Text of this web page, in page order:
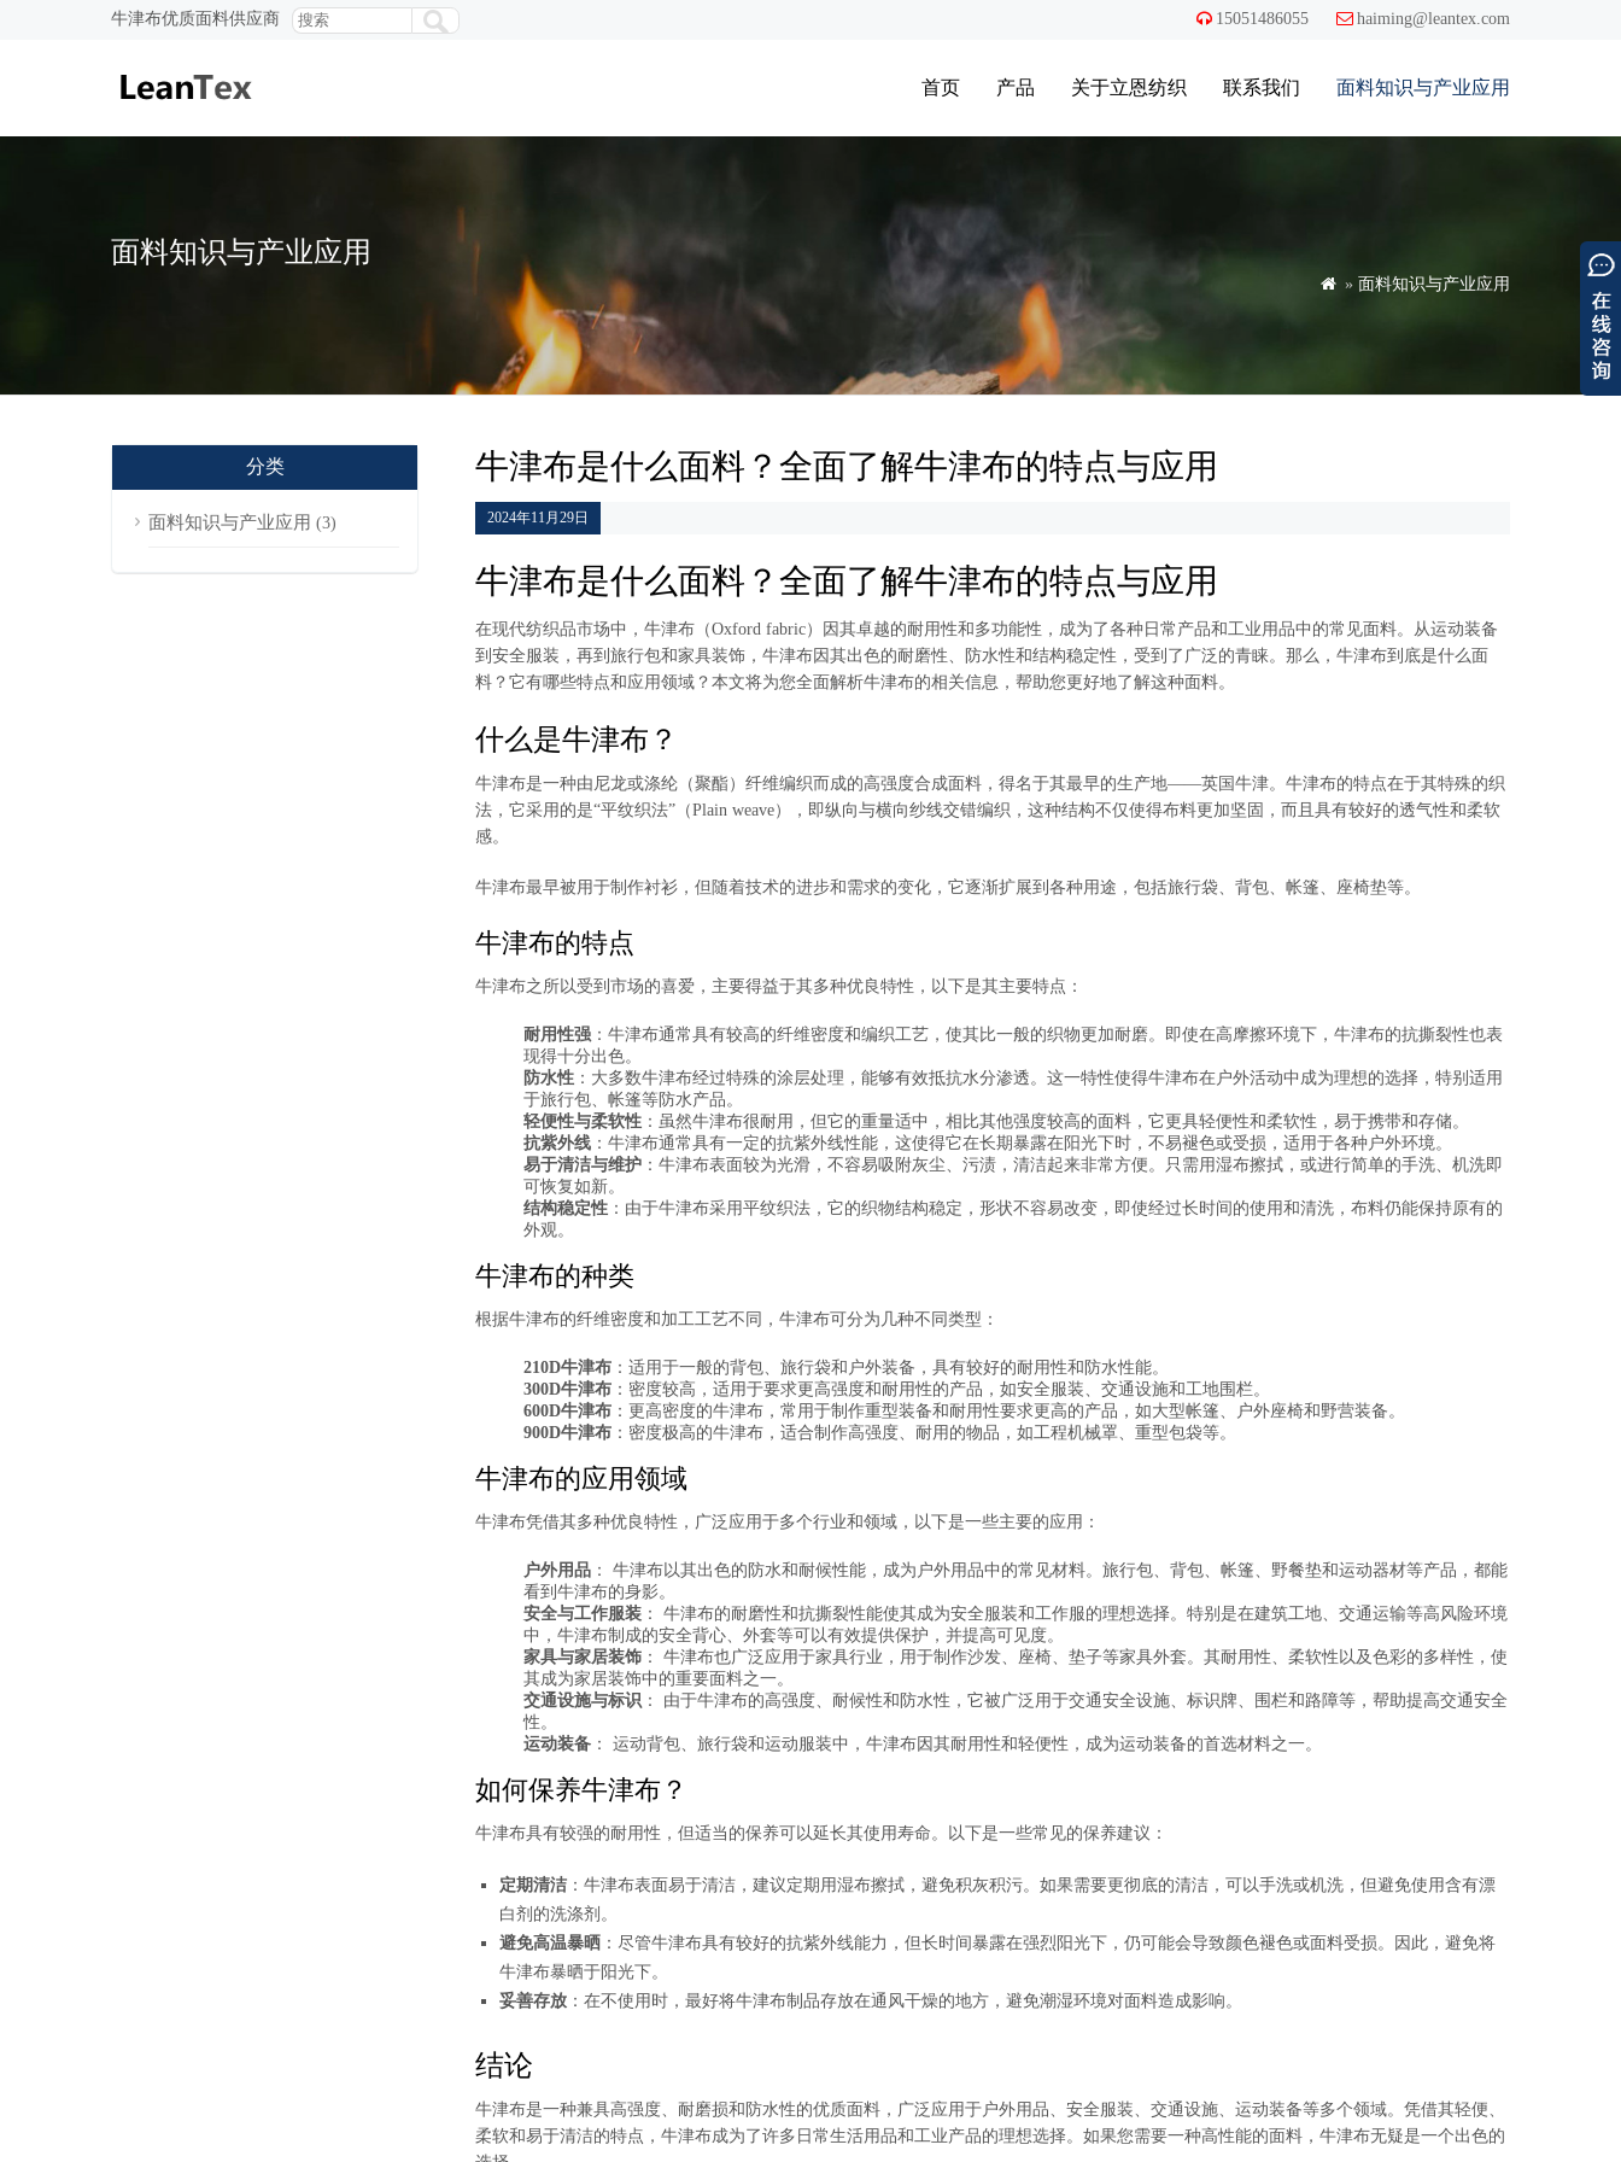
牛津布优质面料供应商  15051486055  haiming@leantex.com
首页 产品 关于立恩纺织 联系我们 面料知识与产业应用
面料知识与产业应用
 » 面料知识与产业应用
牛津布是什么面料？全面了解牛津布的特点与应用
2024年11月29日
牛津布是什么面料？全面了解牛津布的特点与应用
在现代纺织品市场中，牛津布（Oxford fabric）因其卓越的耐用性和多功能性，成为了各种日常产品和工业用品中的常见面料。从运动装备
到安全服装，再到旅行包和家具装饰，牛津布因其出色的耐磨性、防水性和结构稳定性，受到了广泛的青睐。那么，牛津布到底是什么面
料？它有哪些特点和应用领域？本文将为您全面解析牛津布的相关信息，帮助您更好地了解这种面料。
什么是牛津布？
牛津布是一种由尼龙或涤纶（聚酯）纤维编织而成的高强度合成面料，得名于其最早的生产地——英国牛津。牛津布的特点在于其特殊的织
法，它采用的是“平纹织法”（Plain weave），即纵向与横向纱线交错编织，这种结构不仅使得布料更加坚固，而且具有较好的透气性和柔软
感。
牛津布最早被用于制作衬衫，但随着技术的进步和需求的变化，它逐渐扩展到各种用途，包括旅行袋、背包、帐篷、座椅垫等。
牛津布的特点
牛津布之所以受到市场的喜爱，主要得益于其多种优良特性，以下是其主要特点：
耐用性强：牛津布通常具有较高的纤维密度和编织工艺，使其比一般的织物更加耐磨。即使在高摩擦环境下，牛津布的抗撕裂性也表
现得十分出色。
防水性：大多数牛津布经过特殊的涂层处理，能够有效抵抗水分渗透。这一特性使得牛津布在户外活动中成为理想的选择，特别适用
于旅行包、帐篷等防水产品。
轻便性与柔软性：虽然牛津布很耐用，但它的重量适中，相比其他强度较高的面料，它更具轻便性和柔软性，易于携带和存储。
抗紫外线：牛津布通常具有一定的抗紫外线性能，这使得它在长期暴露在阳光下时，不易褪色或受损，适用于各种户外环境。
易于清洁与维护：牛津布表面较为光滑，不容易吸附灰尘、污渍，清洁起来非常方便。只需用湿布擦拭，或进行简单的手洗、机洗即
可恢复如新。
结构稳定性：由于牛津布采用平纹织法，它的织物结构稳定，形状不容易改变，即使经过长时间的使用和清洗，布料仍能保持原有的
外观。
牛津布的种类
根据牛津布的纤维密度和加工工艺不同，牛津布可分为几种不同类型：
210D牛津布：适用于一般的背包、旅行袋和户外装备，具有较好的耐用性和防水性能。
300D牛津布：密度较高，适用于要求更高强度和耐用性的产品，如安全服装、交通设施和工地围栏。
600D牛津布：更高密度的牛津布，常用于制作重型装备和耐用性要求更高的产品，如大型帐篷、户外座椅和野营装备。
900D牛津布：密度极高的牛津布，适合制作高强度、耐用的物品，如工程机械罩、重型包袋等。
牛津布的应用领域
牛津布凭借其多种优良特性，广泛应用于多个行业和领域，以下是一些主要的应用：
户外用品： 牛津布以其出色的防水和耐候性能，成为户外用品中的常见材料。旅行包、背包、帐篷、野餐垫和运动器材等产品，都能
看到牛津布的身影。
安全与工作服装： 牛津布的耐磨性和抗撕裂性能使其成为安全服装和工作服的理想选择。特别是在建筑工地、交通运输等高风险环境
中，牛津布制成的安全背心、外套等可以有效提供保护，并提高可见度。
家具与家居装饰： 牛津布也广泛应用于家具行业，用于制作沙发、座椅、垫子等家具外套。其耐用性、柔软性以及色彩的多样性，使
其成为家居装饰中的重要面料之一。
交通设施与标识： 由于牛津布的高强度、耐候性和防水性，它被广泛用于交通安全设施、标识牌、围栏和路障等，帮助提高交通安全
性。
运动装备： 运动背包、旅行袋和运动服装中，牛津布因其耐用性和轻便性，成为运动装备的首选材料之一。
如何保养牛津布？
牛津布具有较强的耐用性，但适当的保养可以延长其使用寿命。以下是一些常见的保养建议：
定期清洁：牛津布表面易于清洁，建议定期用湿布擦拭，避免积灰积污。如果需要更彻底的清洁，可以手洗或机洗，但避免使用含有漂
白剂的洗涤剂。
避免高温暴晒：尽管牛津布具有较好的抗紫外线能力，但长时间暴露在强烈阳光下，仍可能会导致颜色褪色或面料受损。因此，避免将
牛津布暴晒于阳光下。
妥善存放：在不使用时，最好将牛津布制品存放在通风干燥的地方，避免潮湿环境对面料造成影响。
结论
牛津布是一种兼具高强度、耐磨损和防水性的优质面料，广泛应用于户外用品、安全服装、交通设施、运动装备等多个领域。凭借其轻便、
柔软和易于清洁的特点，牛津布成为了许多日常生活用品和工业产品的理想选择。如果您需要一种高性能的面料，牛津布无疑是一个出色的
分类
面料知识与产业应用 (3)